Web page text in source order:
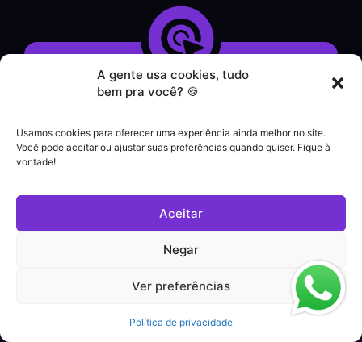
A gente usa cookies, tudo
bem pra você? 🍪
Usamos cookies para oferecer uma experiência ainda melhor no site.
Você pode aceitar ou ajustar suas preferências quando quiser. Fique à
vontade!
Aceitar
Negar
Ver preferências
Política de privacidade
Demonstração do Sistema
Atendimento por WhatsApp
Helpdesk
+55 (21) 3828-1462
Suporte a clientes
(21) 3180-0616
© Todos os direitos reservados - clickCompliance